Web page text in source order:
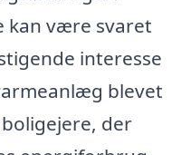
kan være svaret
interesse
blevet
der